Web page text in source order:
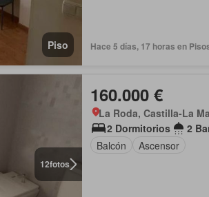
Piso Hace 5 días, 17 horas en
12fotos
160.000 €
La Roda, Castilla-La
2 Dormitorios
2
Balcón
Ascensor